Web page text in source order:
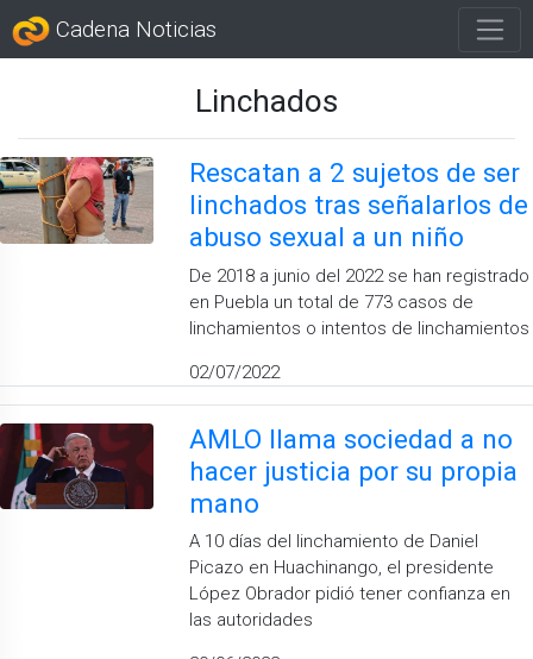
Cadena Noticias
Linchados
Rescatan a 2 sujetos de ser
linchados tras señalarlos de
abuso sexual a un niño
De 2018 a junio del 2022 se han registrado
en Puebla un total de 773 casos de
linchamientos o intentos de linchamientos
02/07/2022
AMLO llama sociedad a no
hacer justicia por su propia
mano
A 10 días del linchamiento de Daniel
Picazo en Huachinango, el presidente
López Obrador pidió tener confianza en
las autoridades